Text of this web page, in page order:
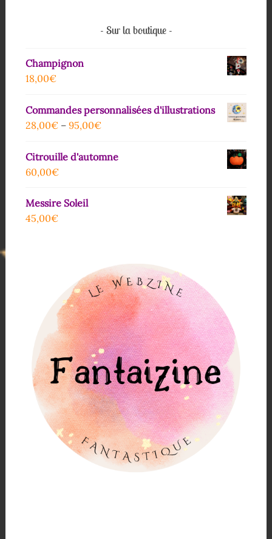
Sur la boutique
Champignon
18,00€
Commandes personnalisées d'illustrations
28,00€– 95,00€
Citrouille d'automne
60,00€
Messire Soleil
45,00€